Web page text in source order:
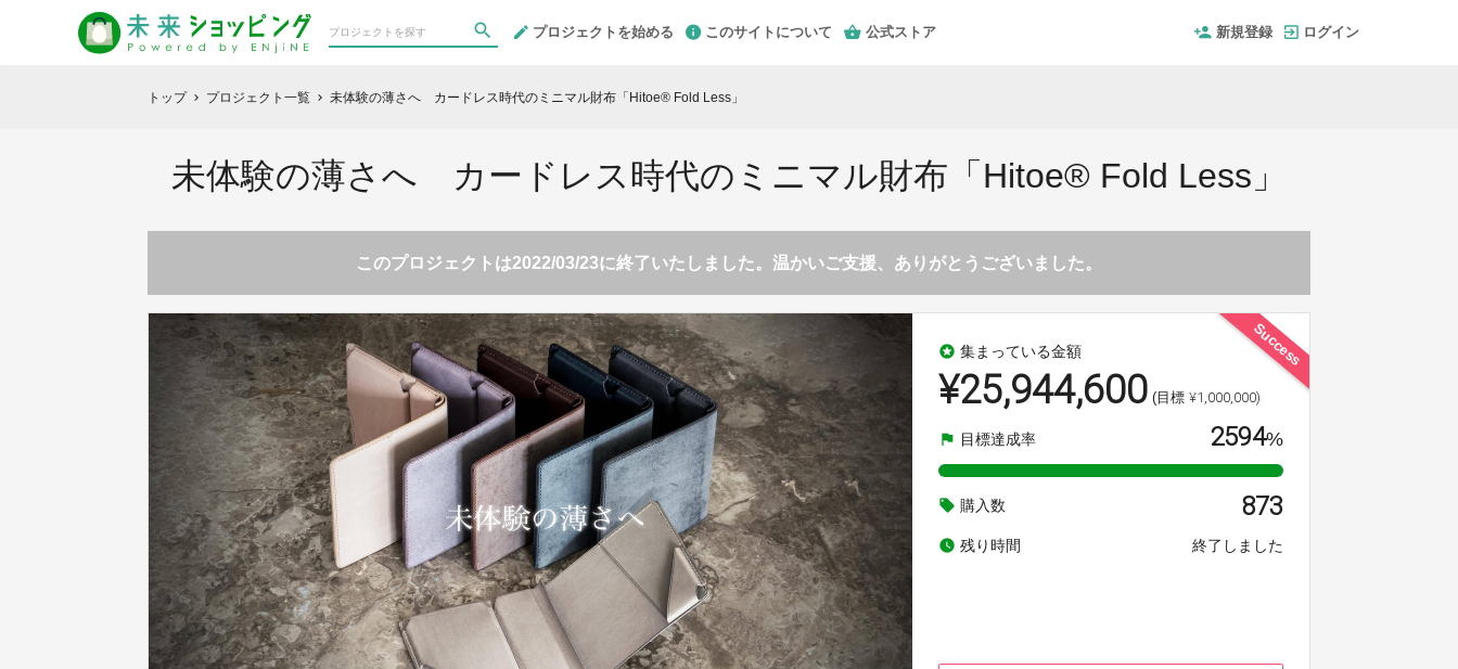
プロジェクトを始める このサイトについて 公式ストア 新規登録 ログイン
トップ chevron_right プロジェクト一覧 chevron_right 未体験の薄さへ カードレス時代のミニマル財布「Hitoe® Fold Less」
未体験の薄さへ カードレス時代のミニマル財布「Hitoe® Fold Less」
このプロジェクトは2022/03/23に終了いたしました。温かいご支援、ありがとうございました。
Success
stars 集まっている金額
¥25,944,600 (目標 ¥1,000,000)
flag 目標達成率 2594%
local_offer 購入数 873
watch_later 残り時間 終了しました